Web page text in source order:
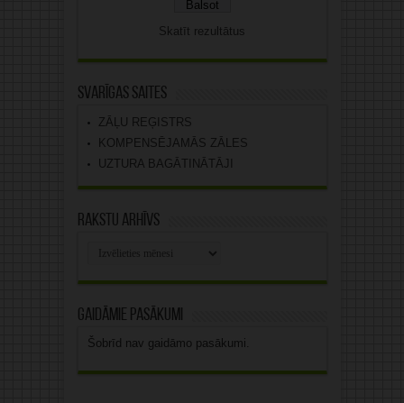
Skatīt rezultātus
Svarīgas saites
ZĀĻU REĢISTRS
KOMPENSĒJAMĀS ZĀLES
UZTURA BAGĀTINĀTĀJI
Rakstu arhīvs
Gaidāmie pasākumi
Šobrīd nav gaidāmo pasākumi.